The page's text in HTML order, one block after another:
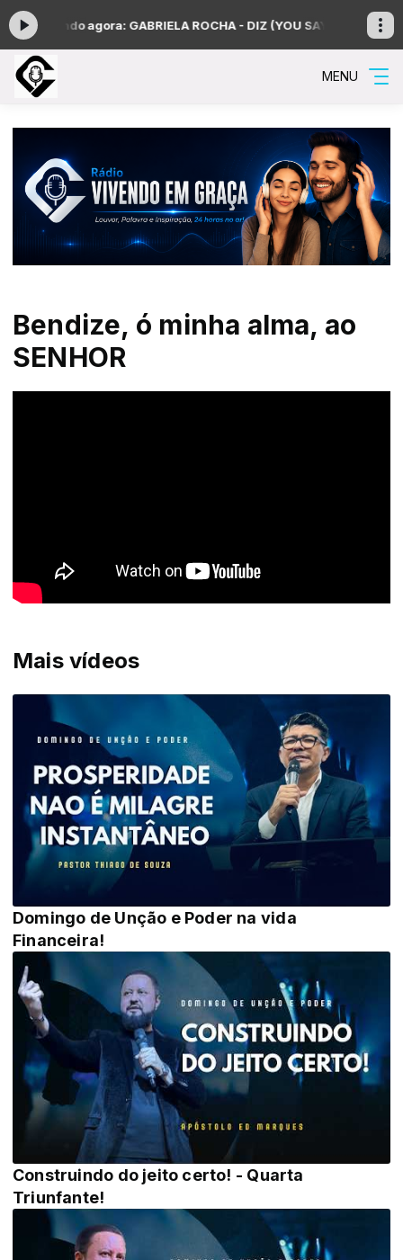
Tocando agora: GABRIELA ROCHA - DIZ (YOU SAY)Manhã Gospel
MENU
Bendize, ó minha alma, ao
SENHOR
Mais vídeos
Domingo de Unção e Poder na vida
Financeira!
Construindo do jeito certo! - Quarta
Triunfante!